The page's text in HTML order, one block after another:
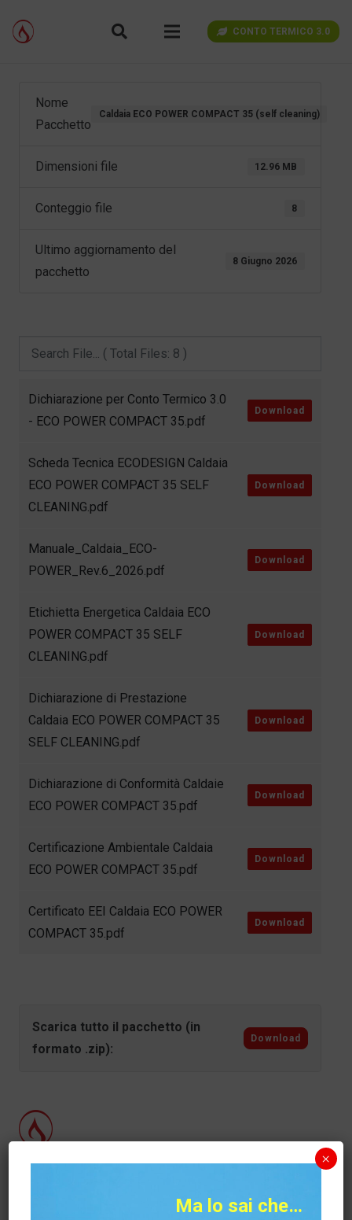
CONTO TERMICO 3.0
Nome
Pacchetto
Caldaia ECO POWER COMPACT 35 (self cleaning)
Dimensioni file 12.96 MB
Conteggio file 8
Ultimo aggiornamento del
pacchetto
8 Giugno 2026
Dichiarazione per Conto Termico 3.0
- ECO POWER COMPACT 35.pdf
Download
Scheda Tecnica ECODESIGN Caldaia
ECO POWER COMPACT 35 SELF
CLEANING.pdf
Download
Manuale_Caldaia_ECO-
POWER_Rev.6_2026.pdf
Download
Etichietta Energetica Caldaia ECO
POWER COMPACT 35 SELF
CLEANING.pdf
Download
Dichiarazione di Prestazione
Caldaia ECO POWER COMPACT 35
SELF CLEANING.pdf
Download
Dichiarazione di Conformità Caldaie
ECO POWER COMPACT 35.pdf
Download
Certificazione Ambientale Caldaia
ECO POWER COMPACT 35.pdf
Download
Certificato EEI Caldaia ECO POWER
COMPACT 35.pdf
Download
Scarica tutto il pacchetto (in
formato .zip):
Download
Ma lo sai che…
×